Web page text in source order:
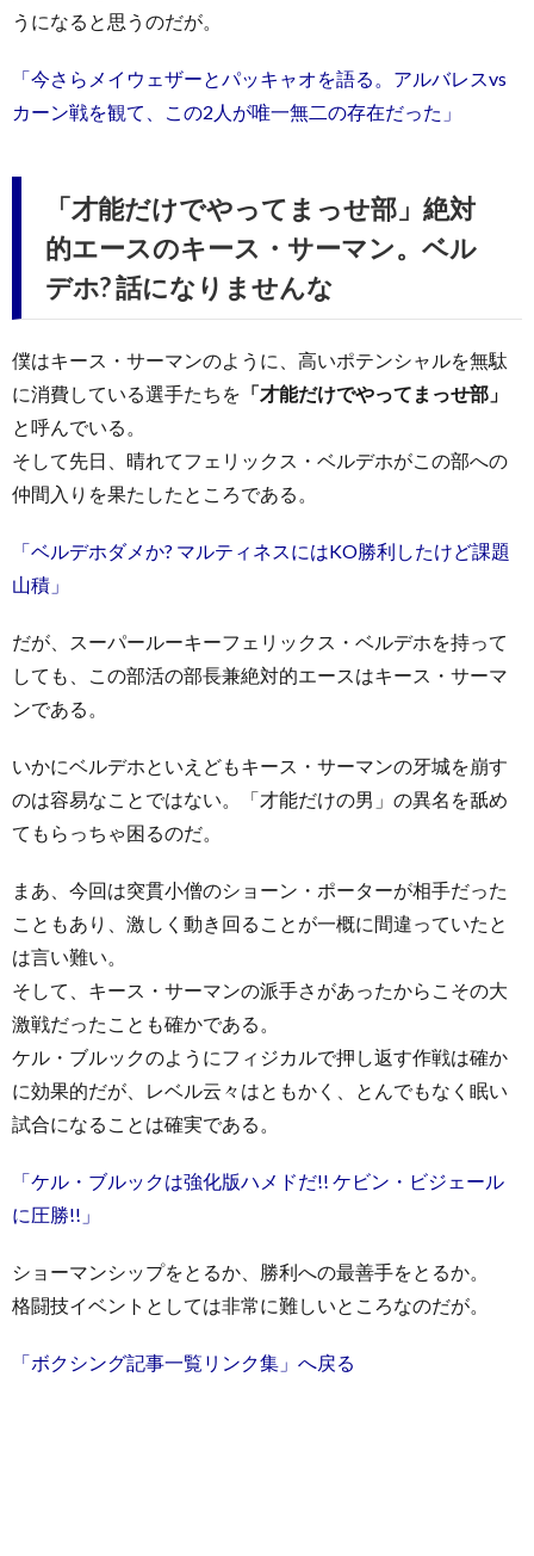
うになると思うのだが。
「今さらメイウェザーとパッキャオを語る。アルバレスvs
カーン戦を観て、この2人が唯一無二の存在だった」
「才能だけでやってまっせ部」絶対
的エースのキース・サーマン。ベル
デホ? 話になりませんな
僕はキース・サーマンのように、高いポテンシャルを無駄
に消費している選手たちを 「才能だけでやってまっせ部」
と呼んでいる。
そして先日、晴れてフェリックス・ベルデホがこの部への
仲間入りを果たしたところである。
「ベルデホダメか? マルティネスにはKO勝利したけど課題
山積」
だが、スーパールーキーフェリックス・ベルデホを持って
しても、この部活の部長兼絶対的エースはキース・サーマ
ンである。
いかにベルデホといえどもキース・サーマンの牙城を崩す
のは容易なことではない。「才能だけの男」の異名を舐め
てもらっちゃ困るのだ。
まあ、今回は突貫小僧のショーン・ポーターが相手だった
こともあり、激しく動き回ることが一概に間違っていたと
は言い難い。
そして、キース・サーマンの派手さがあったからこその大
激戦だったことも確かである。
ケル・ブルックのようにフィジカルで押し返す作戦は確か
に効果的だが、レベル云々はともかく、とんでもなく眠い
試合になることは確実である。
「ケル・ブルックは強化版ハメドだ!! ケビン・ビジェール
に圧勝!!」
ショーマンシップをとるか、勝利への最善手をとるか。
格闘技イベントとしては非常に難しいところなのだが。
「ボクシング記事一覧リンク集」へ戻る